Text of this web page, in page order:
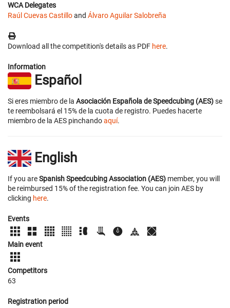
WCA Delegates
Raúl Cuevas Castilloand Álvaro Aguilar Salobreña
Download all the competition's details as PDF here.
Information
Español
Si eres miembro de la Asociación Española de Speedcubing (AES)se
te reembolsará el 15% de la cuota de registro. Puedes hacerte
miembro de la AES pinchandoaquí.
English
If you areSpanish Speedcubing Association (AES) member, you will
be reimbursed 15% of the registration fee. You can join AES by
clicking here.
Events
Main event
Competitors
63
Registration period